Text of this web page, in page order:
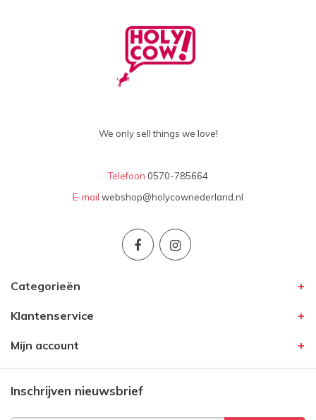
We only sell things we love!
Telefoon 0570-785664
E-mail webshop@holycownederland.nl
Categorieën
Klantenservice
Mijn account
Inschrijven nieuwsbrief